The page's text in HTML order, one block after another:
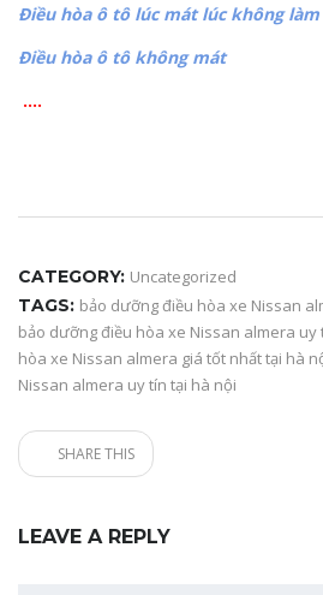
Điều hòa ô tô lúc mát lúc không
Điều hòa ô tô không mát
….
CATEGORY: Uncategorized
TAGS: bảo dưỡng điều hòa xe Nissan
bảo dưỡng điều hòa xe Nissan almera uy
hòa xe Nissan almera giá tốt nhất tại hà
Nissan almera uy tín tại hà nội
SHARE THIS
LEAVE A REPLY